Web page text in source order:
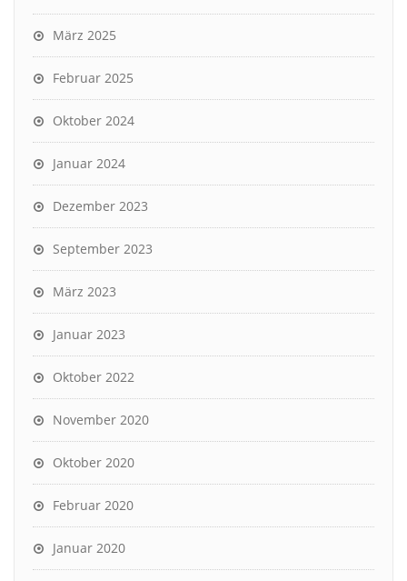
März 2025
Februar 2025
Oktober 2024
Januar 2024
Dezember 2023
September 2023
März 2023
Januar 2023
Oktober 2022
November 2020
Oktober 2020
Februar 2020
Januar 2020